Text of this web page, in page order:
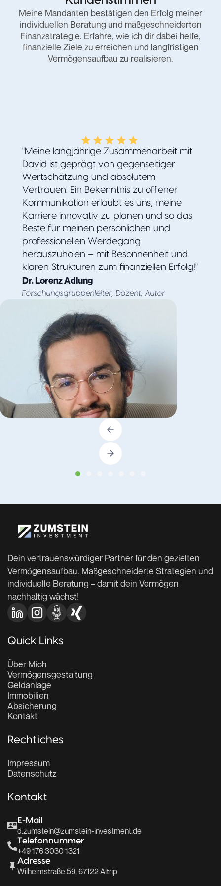
Meine Mandanten bestätigen den Erfolg meiner
individuellen Beratung und maßgeschneiderten
Finanzstrategie. Erfahre, wie ich dir dabei helfe,
finanzielle Ziele zu erreichen und langfristigen
Vermögensaufbau zu realisieren.
"Meine langjährige Zusammenarbeit mit
David ist geprägt von gegenseitiger
Wertschätzung und absolutem
Vertrauen. Ein Bekenntnis zu offener
Kommunikation erlaubt es uns, meine
Karriere innovativ zu planen und so das
Beste für meinen persönlichen und
professionellen Werdegang
herauszuholen – mit Besonnenheit und
klaren Strukturen zum finanziellen Erfolg!"
Dr. Lorenz Adlung
Forschungsgruppenleiter, Dozent, Autor
Dein vertrauenswürdiger Partner für den gezielten
Vermögensaufbau. Maßgeschneiderte Strategien und
individuelle Beratung – damit dein Vermögen
nachhaltig wächst!
Quick Links
Über Mich
Vermögensgestaltung
Geldanlage
Immobilien
Absicherung
Kontakt
Rechtliches
Impressum
Datenschutz
Kontakt
E-Mail
d.zumstein@zumstein-investment.de
Telefonnummer
+49 176 3030 1321
Adresse
Wilhelmstraße 59, 67122 Altrip